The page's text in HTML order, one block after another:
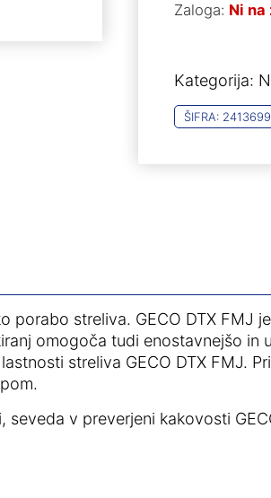
Zaloga: Ni na
Kategorija:
ŠIFRA: 2413699
porabo streliva. GECO DTX FMJ
omogoča tudi enostavnejšo in
streliva GECO DTX FMJ.
v preverjeni kakovosti